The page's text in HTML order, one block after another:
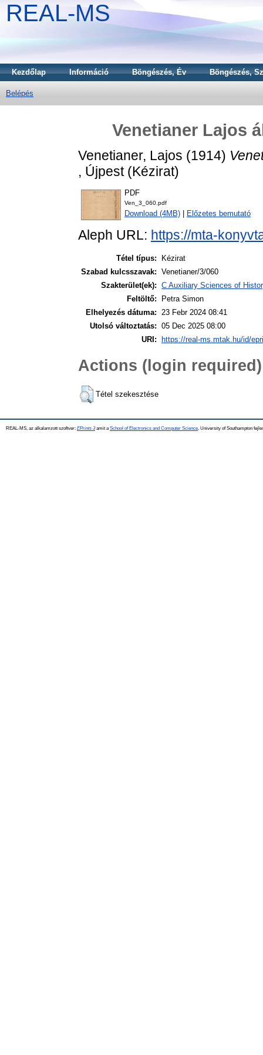
REAL-MS
Kezdőlap Információ Böngészés, Év Böngészés,
Belépés
Venetianer Lajos
Venetianer, Lajos (1914)
, Újpest (Kézirat)
PDF
Ven_3_060.pdf
Download (4MB) Előzetes bemutató
Aleph URL: https://mta-
Tétel típus:
Kézirat
Szabad kulcsszavak: Venetianer/3/060
Szakterület(ek): C Auxiliary Sciences of
Feltöltő:
Petra Simon
Elhelyezés dátuma: 23 Febr 2024 08:41
Utolsó változtatás: 05 Dec 2025 08:00
URI:
https://real-ms.mtak.hu/id/
Actions (login required)
Tétel szekesztése
REAL-MS, az alkalamzott szoftver: EPrints 3amit a School of Electronics and Computer Science , University of Southampton